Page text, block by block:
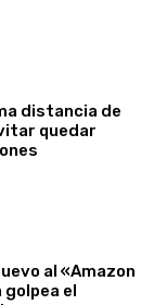
distancia de
quedar
al «Amazon
el